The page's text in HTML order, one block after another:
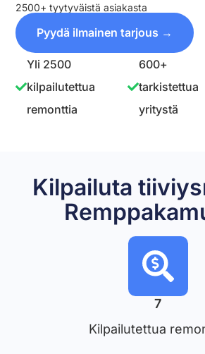
2500+ tyytyväistä asiakasta
Pyydä ilmainen tarjous →
Yli 2500
kilpailutettua
remonttia
600+
tarkistettua
yritystä
Kilpailuta
7
Kilpailutettua